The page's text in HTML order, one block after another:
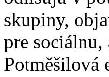
skupiny,
pre
Potměšilová